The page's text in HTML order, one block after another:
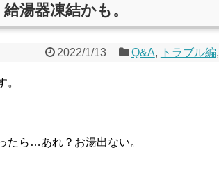
湯器凍結かも。
2022/1/13 Q&A, トラブル編,
。
たら…あれ？お湯出ない。